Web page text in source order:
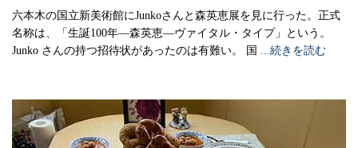
六本木の国立新美術館にJunkoさんと森英恵展を見に行った。正式
名称は、「生誕100年―森英恵―ヴァイタル・タイプ」という。
Junko さんの持つ招待状があったのは有難い。 国 ...続きを読む